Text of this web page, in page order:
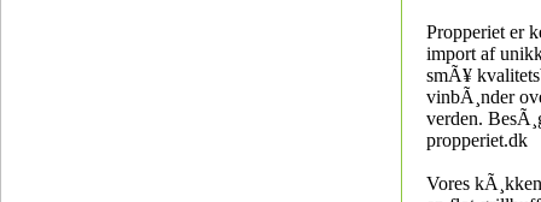
Propperiet er
import af
smÃ¥
vinbÃ¸nder
verden.
propperiet.dk
Vores